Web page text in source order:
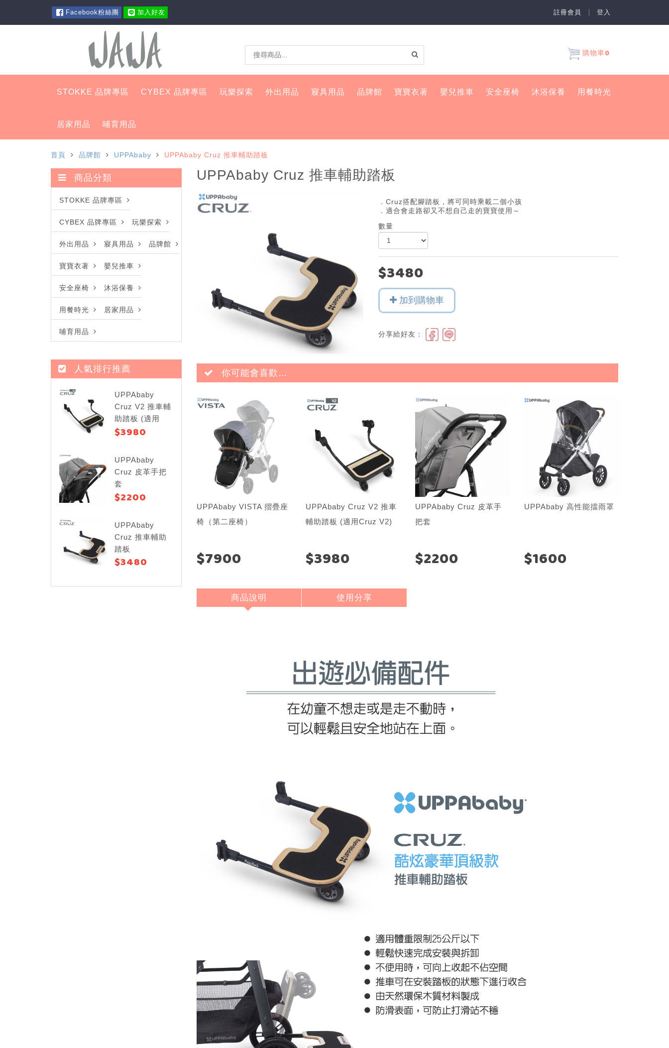
Facebook粉絲團 加入好友 註冊會員 登入
購物車0
STOKKE 品牌專區 CYBEX 品牌專區 玩樂探索 外出用品 寢具用品 品牌館 寶寶衣著 嬰兒推車 安全座椅 沐浴保養 用餐時光
居家用品 哺育用品
首頁 品牌館 UPPAbaby UPPAbaby Cruz 推車輔助踏板
商品分類
STOKKE 品牌專區
CYBEX 品牌專區 玩樂探索
外出用品 寢具用品 品牌館
寶寶衣著 嬰兒推車
安全座椅 沐浴保養
用餐時光 居家用品
哺育用品
人氣排行推薦
UPPAbaby
Cruz V2 推車輔
助踏板 (適用
Cruz V2)
$3980
UPPAbaby
Cruz 皮革手把
套
$2200
UPPAbaby
Cruz 推車輔助
踏板
$3480
UPPAbaby Cruz 推車輔助踏板
．Cruz搭配腳踏板，將可同時乘載二個小孩
．適合會走路卻又不想自己走的寶寶使用～
數量
$3480
加到購物車
分享給好友：
你可能會喜歡…
UPPAbaby VISTA 摺疊座
椅（第二座椅）
$7900
UPPAbaby Cruz V2 推車
輔助踏板 (適用Cruz V2)
$3980
UPPAbaby Cruz 皮革手
把套
$2200
UPPAbaby 高性能擋雨罩
$1600
商品說明 使用分享